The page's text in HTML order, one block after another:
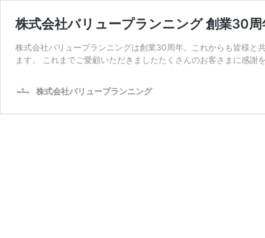
株式会社バリュープランニング 創業30周
株式会社バリュープランニングは創業30周年。これからも皆様
ます。 これまでご愛顧いただきましたたくさんのお客さまに感
株式会社バリュープランニング